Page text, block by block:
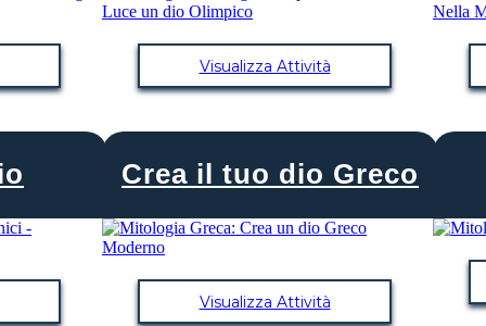
Visualizza Attività
Crea il tuo dio Greco
Visualizza Attività